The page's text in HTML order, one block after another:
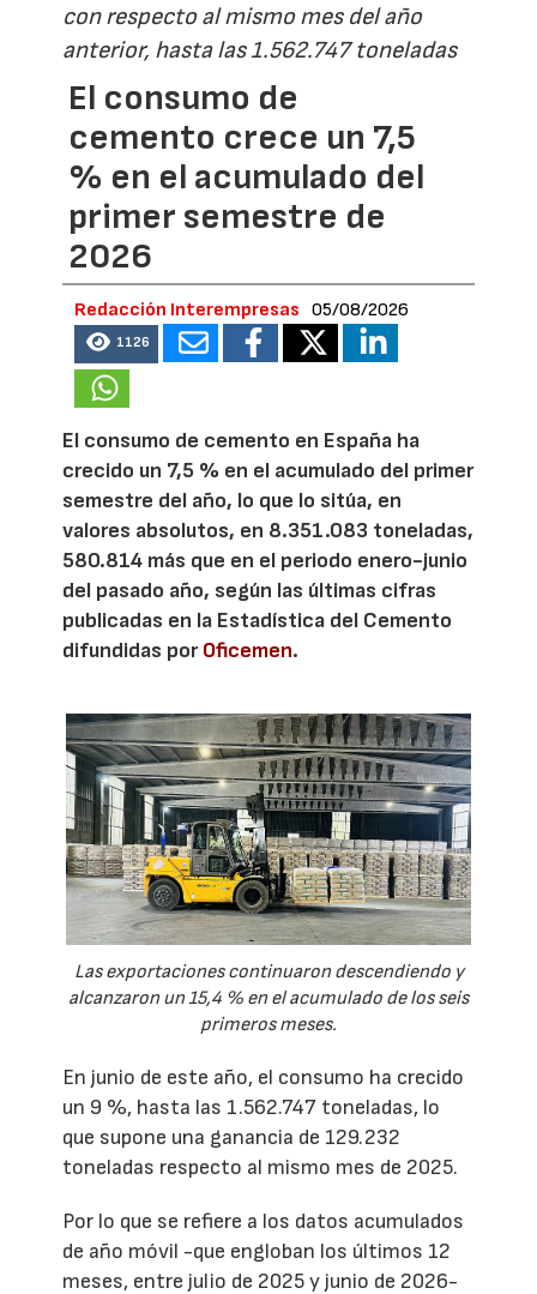
con respecto al mismo mes del año
anterior, hasta las 1.562.747 toneladas
El consumo de
cemento crece un 7,5
% en el acumulado del
primer semestre de
2026
Redacción Interempresas 05/08/2026
1126
El consumo de cemento en España ha
crecido un 7,5 % en el acumulado del primer
semestre del año, lo que lo sitúa, en
valores absolutos, en 8.351.083 toneladas,
580.814 más que en el periodo enero-junio
del pasado año, según las últimas cifras
publicadas en la Estadística del Cemento
difundidas porOficemen.
Las exportaciones continuaron descendiendo y
alcanzaron un 15,4 % en el acumulado de los seis
primeros meses.
En junio de este año, el consumo ha crecido
un 9 %, hasta las 1.562.747 toneladas, lo
que supone una ganancia de 129.232
toneladas respecto al mismo mes de 2025.
Por lo que se refiere a los datos acumulados
de año móvil -que engloban los últimos 12
meses, entre julio de 2025 y junio de 2026-